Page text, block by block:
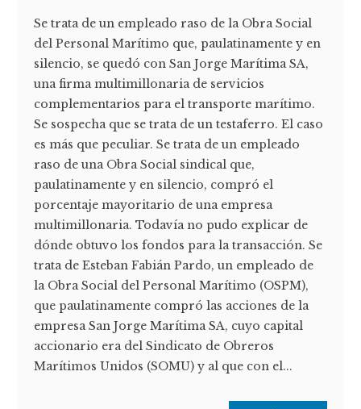
Se trata de un empleado raso de la Obra Social
del Personal Marítimo que, paulatinamente y en
silencio, se quedó con San Jorge Marítima SA,
una firma multimillonaria de servicios
complementarios para el transporte marítimo.
Se sospecha que se trata de un testaferro. El caso
es más que peculiar. Se trata de un empleado
raso de una Obra Social sindical que,
paulatinamente y en silencio, compró el
porcentaje mayoritario de una empresa
multimillonaria. Todavía no pudo explicar de
dónde obtuvo los fondos para la transacción. Se
trata de Esteban Fabián Pardo, un empleado de
la Obra Social del Personal Marítimo (OSPM),
que paulatinamente compró las acciones de la
empresa San Jorge Marítima SA, cuyo capital
accionario era del Sindicato de Obreros
Marítimos Unidos (SOMU) y al que con el...